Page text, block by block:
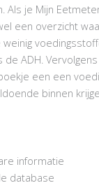
Als je Mijn
een overzicht
de ADH.
een een
binnen
informatie
database